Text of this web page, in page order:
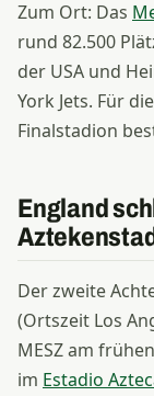
Zum Ort: Das
rund 82.500
der USA und
York Jets. Für
Finalstadion
England
Der zweite
(Ortszeit Los
MESZ am
im Estadio